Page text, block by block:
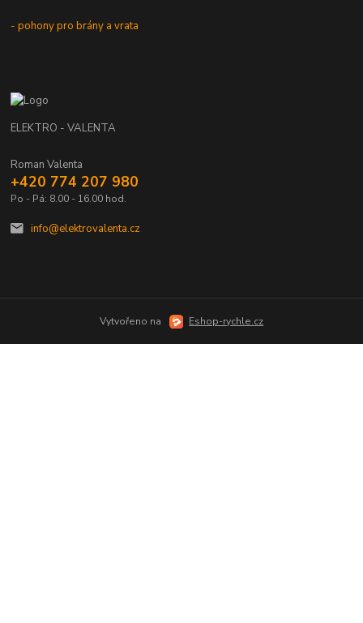
- pohony pro brány a vrata
ELEKTRO - VALENTA
Roman Valenta
+420 774 207 980
Po - Pá: 8.00 - 16.00 hod.
info@elektrovalenta.cz
Vytvořeno na Eshop-rychle.cz